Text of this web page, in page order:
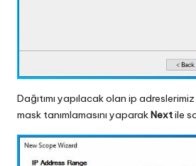
Dağıtımı yapılacak olan ip
mask tanımlamasını yaparakNextile